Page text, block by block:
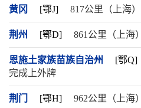
黄冈 [鄂J] 817公里（上海）
荆州 [鄂D] 861公里（上海）
恩施土家族苗族自治州 [鄂Q]
完成上外牌
荆门 [鄂H] 962公里（上海）